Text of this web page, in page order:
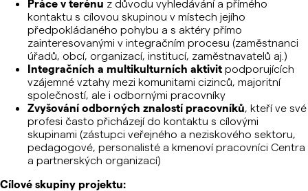
Práce v terénu z důvodu vyhledávání a přímého
kontaktu s cílovou skupinou v místech jejího
předpokládaného pohybu a s aktéry přímo
zainteresovanými v integračním procesu (zaměstnanci
úřadů, obcí, organizací, institucí, zaměstnavatelů aj.)
Integračních a multikulturních aktivit podporujících
vzájemné vztahy mezi komunitami cizinců, majoritní
společností, ale i odbornými pracovníky
Zvyšování odborných znalostí pracovníků, kteří ve své
profesi často přicházejí do kontaktu s cílovými
skupinami (zástupci veřejného a neziskového sektoru,
pedagogové, personalisté a kmenoví pracovníci Centra
a partnerských organizací)
Cílové skupiny projektu: